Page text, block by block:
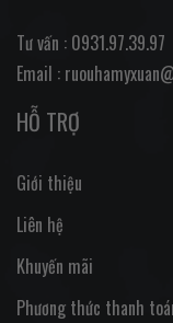
Tư vấn : 0931.97.39.97
Email :
HỖ TRỢ
Giới thiệu
Liên hệ
Khuyến mãi
Phương thức thanh